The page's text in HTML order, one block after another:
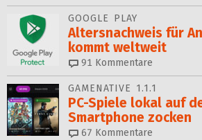
GOOGLE PLAY
Altersnachweis für
kommt weltweit
91 Kommentare
GAMENATIVE 1.1.1
PC-Spiele lokal auf
Smartphone zocken
67 Kommentare